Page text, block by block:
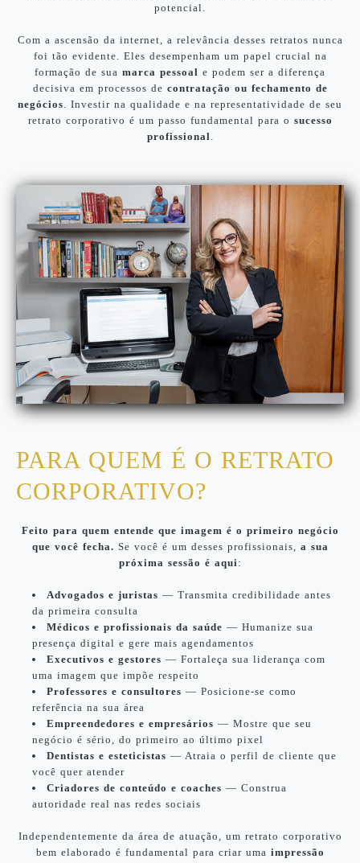
potencial.
Com a ascensão da internet, a relevância desses retratos nunca
foi tão evidente. Eles desempenham um papel crucial na
formação de sua marca pessoal e podem ser a diferença
decisiva em processos de contratação ou fechamento de
negócios . Investir na qualidade e na representatividade de seu
retrato corporativo é um passo fundamental para o sucesso
profissional
PARA QUEM É O RETRATO
CORPORATIVO?
Feito para quem entende que imagem é o primeiro negócio
que você fecha. Se você é um desses profissionais, a sua
próxima sessão é aqui:
Advogados e juristas — Transmita credibilidade antes
da primeira consulta
Médicos e profissionais da saúde — Humanize sua
presença digital e gere mais agendamentos
Executivos e gestores — Fortaleça sua liderança com
uma imagem que impõe respeito
Professores e consultores — Posicione-se como
referência na sua área
Empreendedores e empresários — Mostre que seu
negócio é sério, do primeiro ao último pixel
Dentistas e esteticistas — Atraia o perfil de cliente que
você quer atender
Criadores de conteúdo e coaches — Construa
autoridade real nas redes sociais
Independentemente da área de atuação, um retrato corporativo
bem elaborado é fundamental para criar uma impressão